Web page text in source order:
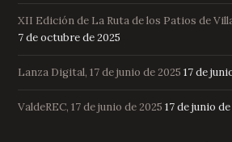
XII Edición de La Ruta de los Patios de
7 de octubre de 2025
Lanza Digital, 17 de junio de 2025 17 de
ValdeREC, 17 de junio de 2025 17 de junio